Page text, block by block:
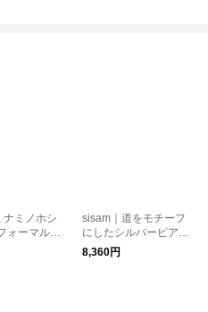
ナミノホシ
ォーマル】
すすめ】
sisam｜道をモチーフ
にしたシルバーピア
ス・イヤリング【ギフ
トおすすめ】【フォー
8,360円